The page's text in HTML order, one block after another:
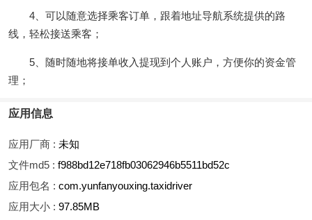
4、可以随意选择乘客订单，跟着地址导航系统提供的路
线，轻松接送乘客；
5、随时随地将接单收入提现到个人账户，方便你的资金管
理；
应用信息
应用厂商 : 未知
文件md5 : f988bd12e718fb03062946b5511bd52c
应用包名 : com.yunfanyouxing.taxidriver
应用大小 : 97.85MB